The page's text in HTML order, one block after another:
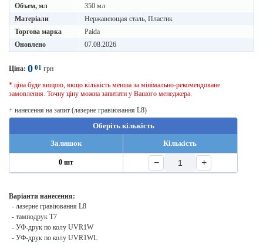
Объем, мл
350 мл
Матеріали
Нержавеющая сталь, Пластик
Торгова марка
Paida
Оновлено
07.08.2026
Ціна: 0 01 грн
* ціна буде вищою, якщо кількість менша за мінімально-рекомендоване
замовлення. Точну ціну можна запитати у Вашого менеджера.
+ нанесення на запит (лазерне гравіювання L8)
Оберіть кількість
Залишок
Кількість
0 шт − +
Варіанти нанесення:
- лазерне гравіювання L8
- тамподрук T7
- УФ-друк по колу UVR1W
- УФ-друк по колу UVR1WL